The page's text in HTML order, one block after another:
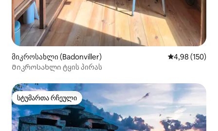
მიკროსახლი (Badonviller) საშუალო
4,98 (150)
Მიკროსახლი ტყის პირას
სტუმართა რჩეული
სტუმართა რჩეული